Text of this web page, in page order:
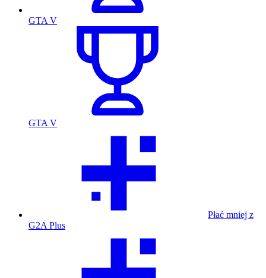
GTA V
GTA V
Płać mniej z
G2A Plus